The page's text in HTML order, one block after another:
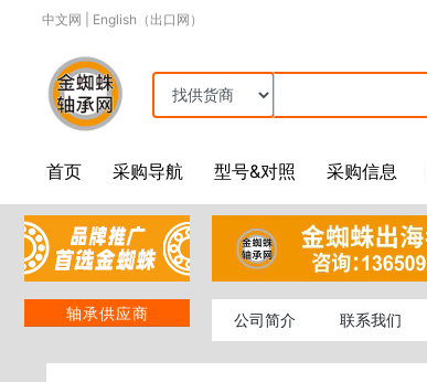
中文网 English（出口网）
首页 采购导航 型号&对照 采购信息
轴承供应商 公司简介 联系我们